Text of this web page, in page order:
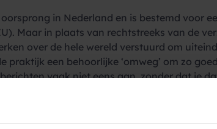
in Nederland en is bestemd voor
Maar in plaats van rechtstreeks van de
over de hele wereld verstuurd om
praktijk een behoorlijke ‘omweg’ om zo
vaak niet eens aan, zonder dat je
illegaal is, is het onethisch omdat de
routing maakt gebruik van een dienst die